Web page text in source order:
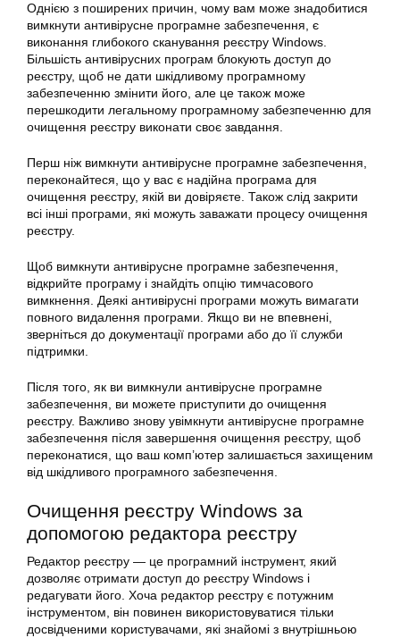
Однією з поширених причин, чому вам може знадобитися
вимкнути антивірусне програмне забезпечення, є
виконання глибокого сканування реєстру Windows.
Більшість антивірусних програм блокують доступ до
реєстру, щоб не дати шкідливому програмному
забезпеченню змінити його, але це також може
перешкодити легальному програмному забезпеченню для
очищення реєстру виконати своє завдання.
Перш ніж вимкнути антивірусне програмне забезпечення,
переконайтеся, що у вас є надійна програма для
очищення реєстру, якій ви довіряєте. Також слід закрити
всі інші програми, які можуть заважати процесу очищення
реєстру.
Щоб вимкнути антивірусне програмне забезпечення,
відкрийте програму і знайдіть опцію тимчасового
вимкнення. Деякі антивірусні програми можуть вимагати
повного видалення програми. Якщо ви не впевнені,
зверніться до документації програми або до її служби
підтримки.
Після того, як ви вимкнули антивірусне програмне
забезпечення, ви можете приступити до очищення
реєстру. Важливо знову увімкнути антивірусне програмне
забезпечення після завершення очищення реєстру, щоб
переконатися, що ваш комп’ютер залишається захищеним
від шкідливого програмного забезпечення.
Очищення реєстру Windows за
допомогою редактора реєстру
Редактор реєстру — це програмний інструмент, який
дозволяє отримати доступ до реєстру Windows і
редагувати його. Хоча редактор реєстру є потужним
інструментом, він повинен використовуватися тільки
досвідченими користувачами, які знайомі з внутрішньою